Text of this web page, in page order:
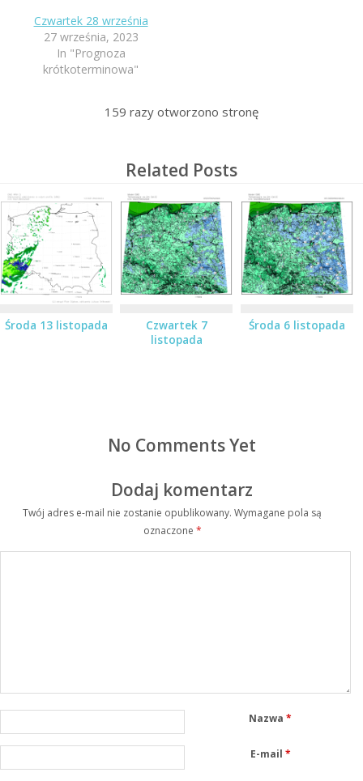
Czwartek 28 września
27 września, 2023
In "Prognoza
krótkoterminowa"
159 razy otworzono stronę
Related Posts
Środa 13 listopada
Czwartek 7
listopada
Środa 6 listopada
No Comments Yet
Dodaj komentarz
Twój adres e-mail nie zostanie opublikowany. Wymagane pola są
oznaczone *
Nazwa*
E-mail *